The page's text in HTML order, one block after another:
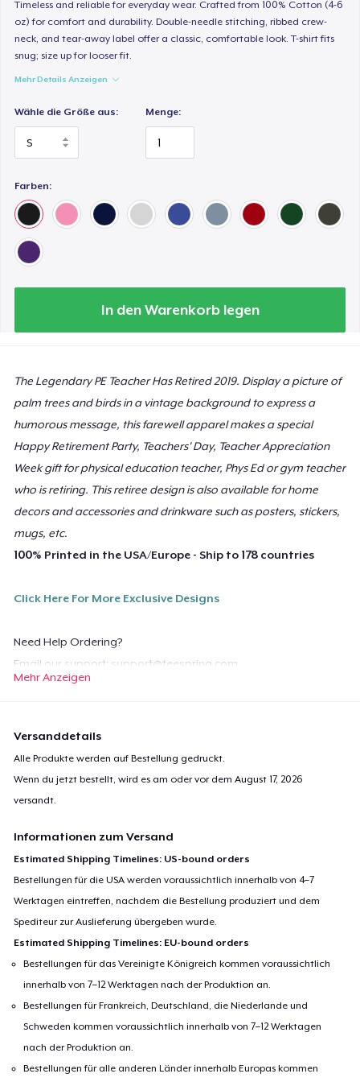
Timeless and reliable for everyday wear. Crafted from 100% Cotton (4-6
oz) for comfort and durability. Double-needle stitching, ribbed crew-
neck, and tear-away label offer a classic, comfortable look. T-shirt fits
snug; size up for looser fit.
Mehr Details Anzeigen
Wähle die Größe aus: Menge:
Farben:
In den Warenkorb legen
The Legendary PE Teacher Has Retired 2019. Display a picture of
palm trees and birds in a vintage background to express a
humorous message, this farewell apparel makes a special
Happy Retirement Party, Teachers' Day, Teacher Appreciation
Week gift for physical education teacher, Phys Ed or gym teacher
who is retiring. This retiree design is also available for home
decors and accessories and drinkware such as posters, stickers,
mugs, etc.
100% Printed in the USA/Europe - Ship to 178 countries
Click Here For More Exclusive Designs
Need Help Ordering?
Email our support: support@teespring.com
Mehr Anzeigen
Versanddetails
Alle Produkte werden auf Bestellung gedruckt.
Wenn du jetzt bestellt, wird es am oder vor demAugust 17, 2026
versandt.
Informationen zum Versand
Estimated Shipping Timelines: US-bound orders
Bestellungen für die USA werden voraussichtlich innerhalb von 4–7
Werktagen eintreffen, nachdem die Bestellung produziert und dem
Spediteur zur Auslieferung übergeben wurde.
Estimated Shipping Timelines: EU-bound orders
Bestellungen für das Vereinigte Königreich kommen voraussichtlich
innerhalb von 7–12 Werktagen nach der Produktion an.
Bestellungen für Frankreich, Deutschland, die Niederlande und
Schweden kommen voraussichtlich innerhalb von 7–12 Werktagen
nach der Produktion an.
Bestellungen für alle anderen Länder innerhalb Europas kommen
27,49 $
Premium Long Sleeve Tee
Women's Comfort Tee
Women's Flowy Tank Top
26,49 $
23,99 $
Poster - 18" x 24"
20,99 $
15,99 $
Tote Bag
Die Cut Sticker
7,99 $